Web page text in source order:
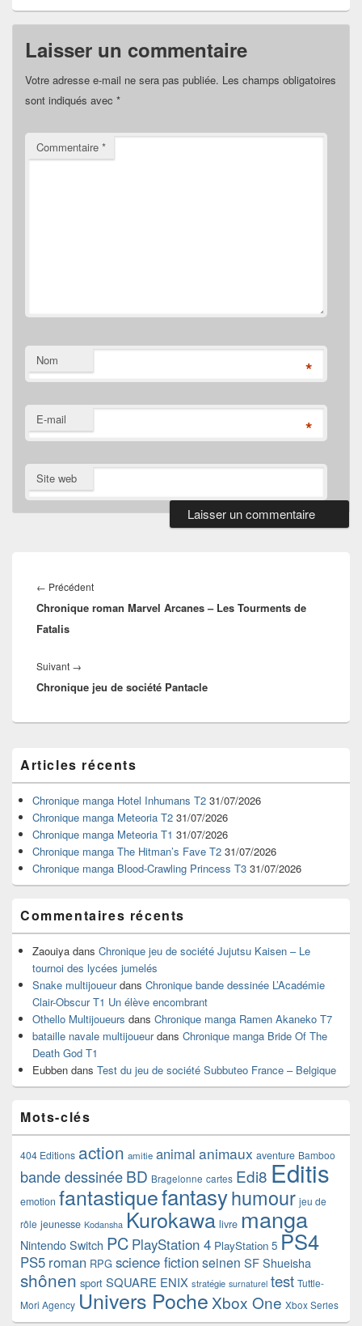
Laisser un commentaire
Votre adresse e-mail ne sera pas publiée. Les champs obligatoires
sont indiqués avec *
Commentaire *
Nom *
E-mail *
Site web
de
l’article
← PrécédentArticle
précédent :
Chronique roman Marvel Arcanes – Les Tourments de
Fatalis
Suivant →
suivant :
Chronique jeu de société Pantacle
principale
de
widget
pour
barre
latérale
Articles récents
Chronique manga Hotel Inhumans T2 31/07/2026
Chronique manga Meteoria T2 31/07/2026
Chronique manga Meteoria T1 31/07/2026
Chronique manga The Hitman’s Fave T2 31/07/2026
Chronique manga Blood-Crawling Princess T3 31/07/2026
Commentaires récents
Zaouiya dans Chronique jeu de société Jujutsu Kaisen – Le
tournoi des lycées jumelés
Snake multijoueurdans Chronique bande dessinée L’Académie
Clair-Obscur T1 Un élève encombrant
Othello Multijoueurs dans Chronique manga Ramen Akaneko T7
bataille navale multijoueurdans Chronique manga Bride Of The
Death God T1
Eubben dans Test du jeu de société Subbuteo France – Belgique
Mots-clés
404 Editions action amitie animal animaux aventure Bamboo
bande dessinéeBD Bragelonne cartes Edi8 Editis
emotion fantastiquefantasyhumour jeu de
rôle jeunesse Kodansha Kurokawa livre manga
Nintendo Switch PC PlayStation 4 PlayStation 5 PS4
PS5 roman RPG science fictionseinen SF Shueisha
shônen sport SQUARE ENIX stratégie surnaturel test Tuttle-
Mori Agency Univers Poche Xbox One Xbox Series